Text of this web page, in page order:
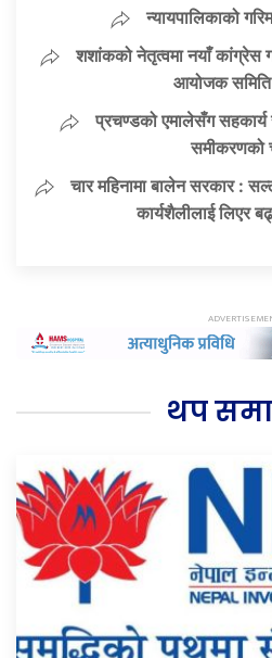
न्यायपालिकाको
शशांकको नेतृत्वमा नयाँ कांग्रेस
आयोजक समिति
प्रचण्डको एमालेसँग
समीकरणको
चार महिनामा बालेन सरकार :
कार्यशैलीलाई लिएर
थप